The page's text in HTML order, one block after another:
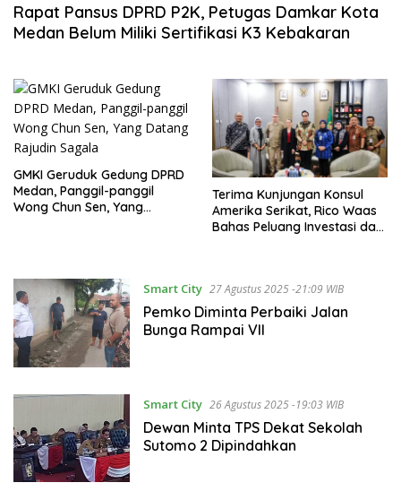
Rapat Pansus DPRD P2K, Petugas Damkar Kota
Medan Belum Miliki Sertifikasi K3 Kebakaran
GMKI Geruduk Gedung DPRD
Medan, Panggil-panggil
Wong Chun Sen, Yang
Terima Kunjungan Konsul
Amerika Serikat, Rico Waas
Bahas Peluang Investasi dan
Smart City 27 Agustus 2025 -21:09 WIB
Pemko Diminta Perbaiki Jalan
Bunga Rampai VII
Smart City 26 Agustus 2025 -19:03 WIB
Dewan Minta TPS Dekat Sekolah
Sutomo 2 Dipindahkan